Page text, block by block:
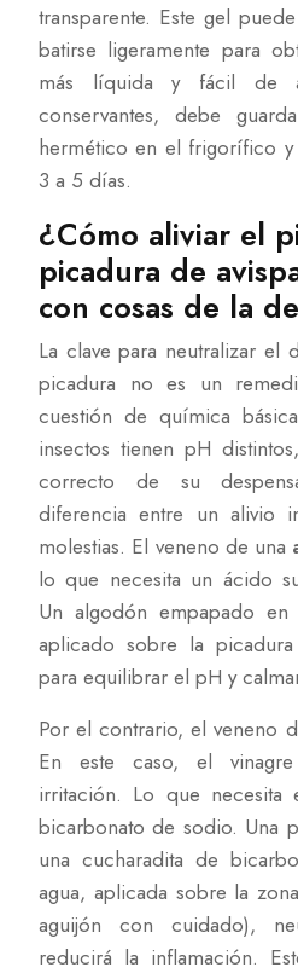
transparente. Este gel
batirse ligeramente para
más líquida y fácil de
conservantes, debe
hermético en el frigorífico
3 a 5 días.
¿Cómo aliviar el
picadura de
con cosas de la
La clave para neutralizar
picadura no es un
cuestión de química
insectos tienen pH
correcto de su
diferencia entre un alivio
molestias. El veneno de una
lo que necesita un ácido
Un algodón empapado en
aplicado sobre la
para equilibrar el pH y
Por el contrario, el veneno
En este caso, el
irritación. Lo que necesita
bicarbonato de sodio. Una
una cucharadita de
agua, aplicada sobre la
aguijón con cuidado),
reducirá la inflamación.